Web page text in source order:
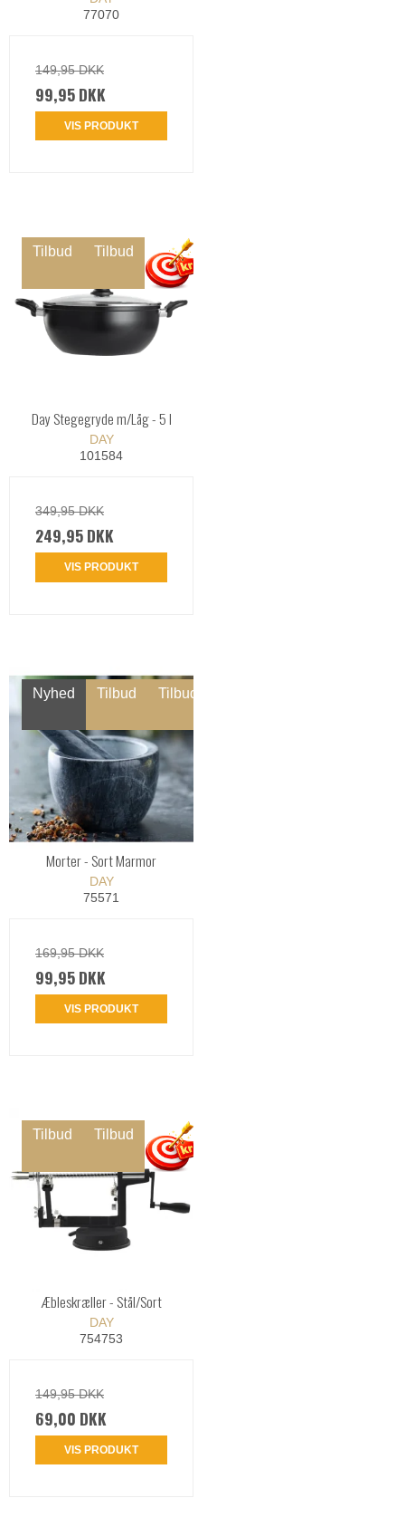
77070
149,95 DKK
99,95 DKK
VIS PRODUKT
Tilbud Tilbud
Day Stegegryde m/Låg - 5 l
DAY
101584
349,95 DKK
249,95 DKK
VIS PRODUKT
Nyhed Tilbud Tilbud
Morter - Sort Marmor
DAY
75571
169,95 DKK
99,95 DKK
VIS PRODUKT
Tilbud Tilbud
Æbleskræller - Stål/Sort
DAY
754753
149,95 DKK
69,00 DKK
VIS PRODUKT